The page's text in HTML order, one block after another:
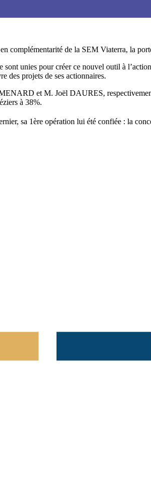
complémentarité de la SEM Viaterra, la
unies pour créer ce nouvel outil à
des projets de ses actionnaires.
et M. Joël DAURES,
à 38%.
sa 1ère opération lui été confiée : la